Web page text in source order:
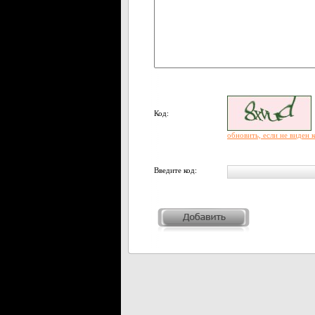
Код:
обновить, если не виден
Введите код: